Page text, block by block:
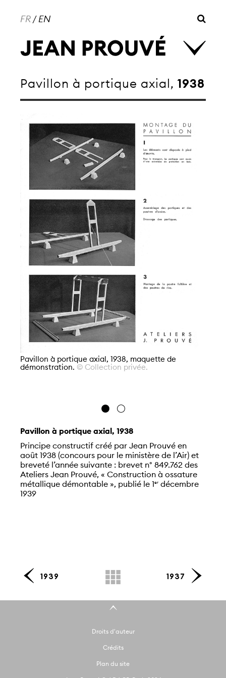
FR/EN
Pavillon à portique axial, 1938
Pavillon à portique axial, 1938, maquette de
démonstration. © Collection privée.
Pavillon à portique axial, 1938
Principe constructif créé par Jean Prouvé en
août 1938 (concours pour le ministère de l’Air) et
breveté l’année suivante : brevet n° 849.762 des
Ateliers Jean Prouvé, « Construction à ossature
métallique démontable », publié le 1er décembre
1939
1939 1937
Droits d'auteur
Crédits
Plan du site